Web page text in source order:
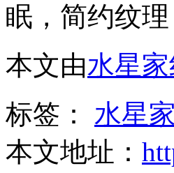
眠，简约纹
本文由水星
标签： 水星
本文地址：